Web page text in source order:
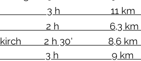
2 h 6,3 km
2 h 30' 8,6
3 h 11 km
3 h 9